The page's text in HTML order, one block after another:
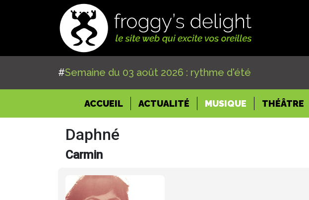
#Semaine du 03 août 2026 : rythme d'été
ACCUEIL(CURRENT)
ACTUALITÉ MUSIQUE THÉÂTRE
Daphné
Carmin